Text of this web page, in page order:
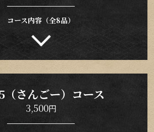
コース内容（全8品）
（さんごー）コース
3,500円